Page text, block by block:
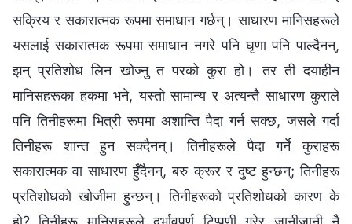
सक्रिय र सकारात्मक रूपमा समाधान गर्छन्। साधारण मानिसहरूले
यसलाई सकारात्मक रूपमा समाधान नगरे पनि घृणा पनि पाल्दैनन्,
झन् प्रतिशोध लिन खोज्नु त परको कुरा हो। तर ती दयाहीन
मानिसहरूका हकमा भने, यस्तो सामान्य र अत्यन्तै साधारण कुराले
पनि तिनीहरूमा भित्री रूपमा अशान्ति पैदा गर्न सक्छ, जसले गर्दा
तिनीहरू शान्त हुन सक्दैनन्। तिनीहरूले पैदा गर्ने कुराहरू
सकारात्मक वा साधारण हुँदैनन्, बरु क्रूर र दुष्ट हुन्छन्; तिनीहरू
प्रतिशोधको खोजीमा हुन्छन्। तिनीहरूको प्रतिशोधको कारण के